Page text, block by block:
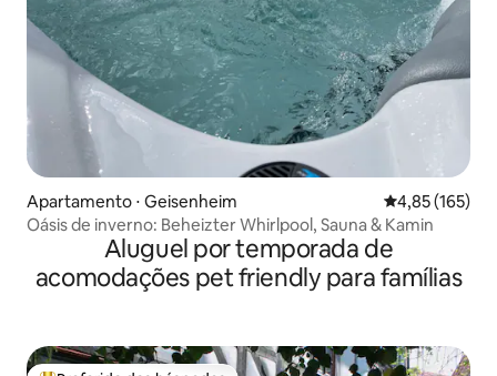
Apartamento ⋅ Geisenheim 4,85 de uma
4,85 (165)
Oásis de inverno: Beheizter Whirlpool, Sauna & Kamin
Aluguel por temporada de
acomodações pet friendly para famílias